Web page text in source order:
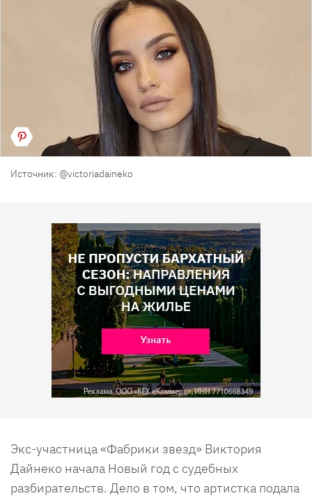
Источник: @victoriadaineko
Экс-участница «Фабрики звезд» Виктория
Дайнеко начала Новый год с судебных
разбирательств. Дело в том, что артистка подала